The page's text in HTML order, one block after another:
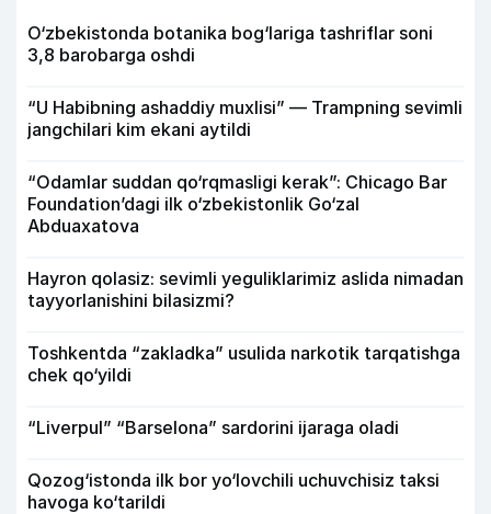
O‘zbekistonda botanika bog‘lariga tashriflar soni
3,8 barobarga oshdi
“U Habibning ashaddiy muxlisi” — Trampning sevimli
jangchilari kim ekani aytildi
“Odamlar suddan qo‘rqmasligi kerak”: Chicago Bar
Foundation’dagi ilk o‘zbekistonlik Go‘zal
Abduaxatova
Hayron qolasiz: sevimli yeguliklarimiz aslida nimadan
tayyorlanishini bilasizmi?
Toshkentda “zakladka” usulida narkotik tarqatishga
chek qo‘yildi
“Liverpul” “Barselona” sardorini ijaraga oladi
Qozog‘istonda ilk bor yo‘lovchili uchuvchisiz taksi
havoga ko‘tarildi